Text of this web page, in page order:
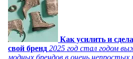
Как усилить и
свой бренд 2025 год стал годом
модных брендов в очень